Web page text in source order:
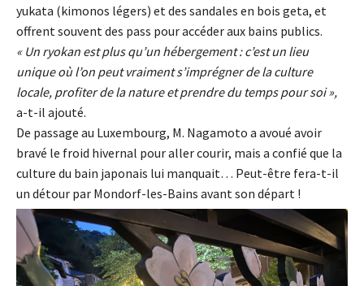
yukata (kimonos légers) et des sandales en bois geta, et
offrent souvent des pass pour accéder aux bains publics.
« Un ryokan est plus qu’un hébergement : c’est un lieu
unique où l’on peut vraiment s’imprégner de la culture
locale, profiter de la nature et prendre du temps pour soi »,
a-t-il ajouté.
De passage au Luxembourg, M. Nagamoto a avoué avoir
bravé le froid hivernal pour aller courir, mais a confié que la
culture du bain japonais lui manquait… Peut-être fera-t-il
un détour par Mondorf-les-Bains avant son départ !